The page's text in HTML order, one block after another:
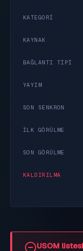
KATEGORI
KAYNAK
BAĞLANTI TIPI
YAYIM
SON SENKRON
İLK GÖRÜLME
SON GÖRÜLME
KALDIRILMA
USOM